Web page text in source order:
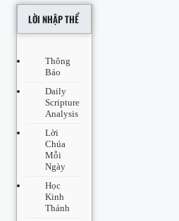
LỜI NHẬP THỂ
Thông
Báo
Daily
Scripture
Analysis
Lời
Chúa
Mỗi
Ngày
Học
Kinh
Thánh